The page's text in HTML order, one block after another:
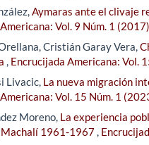
Aymaras ante el clivaje
Vol. 9 Núm. 1
Cristián Garay Vera,
, Encrucijada Americana: Vol.
Livacic, La nueva migración
Vol. 15 Núm. 1
Moreno, La experiencia
Machalí 1961-1967,